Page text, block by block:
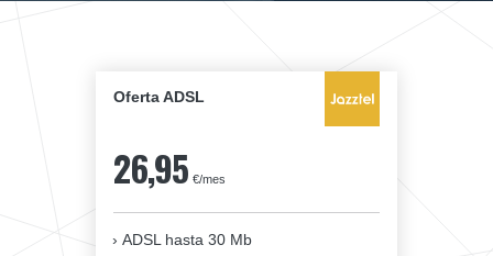
Oferta ADSL
26,95 €/mes
ADSL hasta 30 Mb